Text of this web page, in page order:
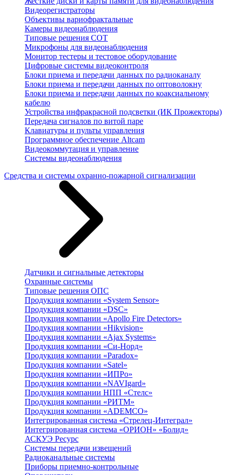
Видеорегистраторы
Объективы вариофрактальные
Камеры видеонаблюдения
Типовые решения СОТ
Микрофоны для видеонаблюдения
Монитор тестеры и тестовое оборудование
Цифровые системы видеоконтроля
Блоки приема и передачи данных по радиоканалу
Блоки приема и передачи данных по оптоволокну
Блоки приема и передачи данных по коаксиальному
кабелю
Устройства инфракрасной подсветки (ИК Прожекторы)
Передача сигналов по витой паре
Клавиатуры и пульты управления
Программное обеспечение Altcam
Видеокоммутация и управление
Системы видеонаблюдения
Средства и системы охранно-пожарной сигнализации
Датчики и сигнальные детекторы
Охранные системы
Типовые решения ОПС
Продукция компании «System Sensor»
Продукция компании «DSC»
Продукция компании «Apollo Fire Detectors»
Продукция компании «Hikvision»
Продукция компании «Ajax Systems»
Продукция компании «Си-Норд»
Продукция компании «Paradox»
Продукция компании «Satel»
Продукция компании «ИПРо»
Продукция компании «NAVIgard»
Продукция компании НПП «Стелс»
Продукция компании «РИТМ»
Продукция компании «ADEMCO»
Интегрированная система «Стрелец-Интеграл»
Интегрированная система «ОРИОН» «Болид»
АСКУЭ Ресурс
Системы передачи извещений
Радиоканальные системы
Приборы приемно-контрольные